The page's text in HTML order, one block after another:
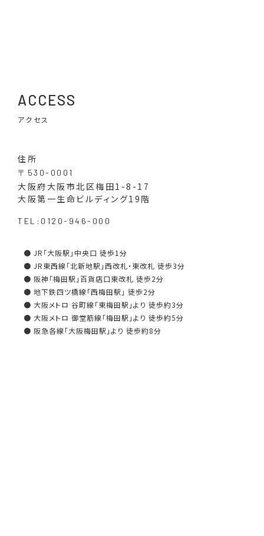
ACCESS
アクセス
住所
〒530-0001
大阪府大阪市北区梅田1-8-17
大阪第一生命ビルディング19階
TEL:0120-946-000
● JR「大阪駅」中央口 徒歩1分
● JR東西線「北新地駅」西改札・東改札 徒歩3分
● 阪神「梅田駅」百貨店口東改札 徒歩2分
● 地下鉄四ツ橋線「西梅田駅」 徒歩2分
● 大阪メトロ 谷町線「東梅田駅」より 徒歩約3分
● 大阪メトロ 御堂筋線「梅田駅」より 徒歩約5分
● 阪急各線「大阪梅田駅」より 徒歩約8分